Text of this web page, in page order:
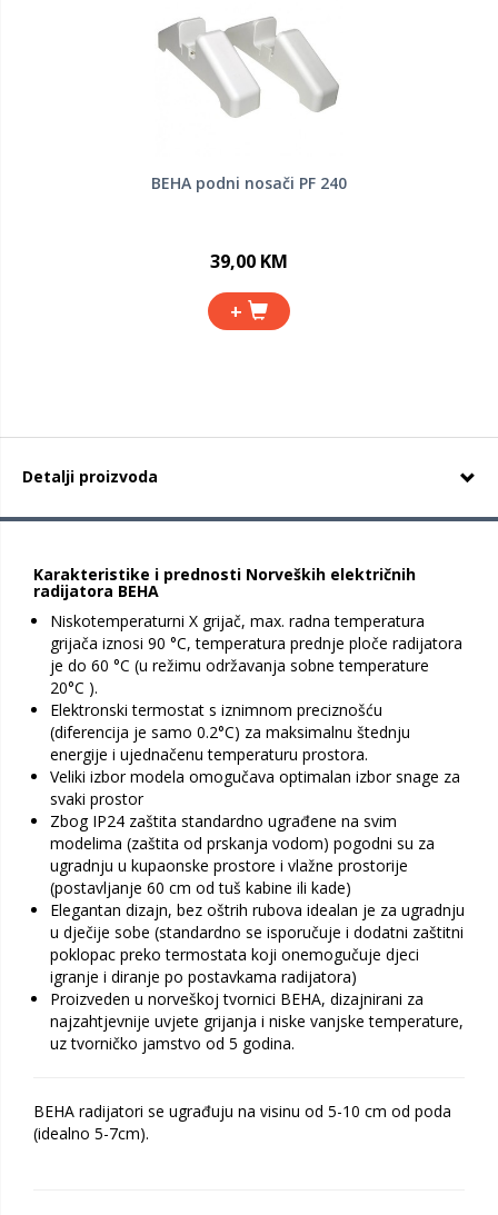
BEHA podni nosači PF 240
39,00 KM
+
Detalji proizvoda
Karakteristike i prednosti Norveških električnih
radijatora BEHA
Niskotemperaturni X grijač, max. radna temperatura
grijača iznosi 90 °C, temperatura prednje ploče radijatora
je do 60 °C (u režimu održavanja sobne temperature
20°C ).
Elektronski termostat s iznimnom preciznošću
(diferencija je samo 0.2°C) za maksimalnu štednju
energije i ujednačenu temperaturu prostora.
Veliki izbor modela omogučava optimalan izbor snage za
svaki prostor
Zbog IP24 zaštita standardno ugrađene na svim
modelima (zaštita od prskanja vodom) pogodni su za
ugradnju u kupaonske prostore i vlažne prostorije
(postavljanje 60 cm od tuš kabine ili kade)
Elegantan dizajn, bez oštrih rubova idealan je za ugradnju
u dječije sobe (standardno se isporučuje i dodatni zaštitni
poklopac preko termostata koji onemogučuje djeci
igranje i diranje po postavkama radijatora)
Proizveden u norveškoj tvornici BEHA, dizajnirani za
najzahtjevnije uvjete grijanja i niske vanjske temperature,
uz tvorničko jamstvo od 5 godina.
BEHA radijatori se ugrađuju na visinu od 5-10 cm od poda
(idealno 5-7cm).